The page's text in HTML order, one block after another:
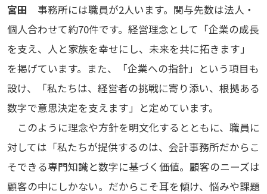
宮田 事務所には職員が2人います。関与先数は法人・
個人合わせて約70件です。経営理念として「企業の成長
を支え、人と家族を幸せにし、未来を共に拓きます」
を掲げています。また、「企業への指針」という項目も
設け、「私たちは、経営者の挑戦に寄り添い、根拠ある
数字で意思決定を支えます」と定めています。
このように理念や方針を明文化するとともに、職員に
対しては「私たちが提供するのは、会計事務所だからこ
そできる専門知識と数字に基づく価値。顧客のニーズは
顧客の中にしかない。だからこそ耳を傾け、悩みや課題